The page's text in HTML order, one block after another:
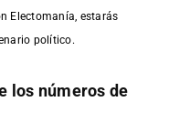
Electomanía, estarás
político.
los números de